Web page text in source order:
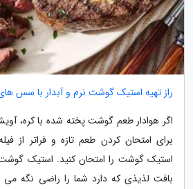
راز تهیه استیک گوشت نرم و آبدار با سس
اگر هوادار طعم گوشت پخته شده با کره،
برای امتحان کردن طعم تازه و فراتر از
استیک گوشت را امتحان کنید. استیک
بافت لذیذی که دارد شما را راضی نگه می